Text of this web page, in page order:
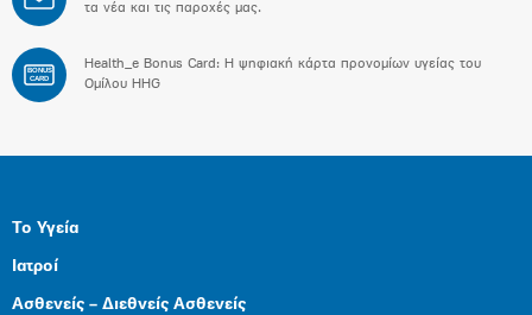
τα νέα και τις παροχές μας.
BONUS
CARD
Health_e Bonus Card: H ψηφιακή κάρτα προνομίων υγείας του
Ομίλου HHG
Το Υγεία
Ιατροί
Ασθενείς – Διεθνείς Ασθενείς